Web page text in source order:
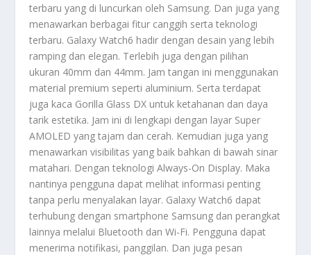
terbaru yang di luncurkan oleh Samsung. Dan juga yang
menawarkan berbagai fitur canggih serta teknologi
terbaru. Galaxy Watch6 hadir dengan desain yang lebih
ramping dan elegan. Terlebih juga dengan pilihan
ukuran 40mm dan 44mm. Jam tangan ini menggunakan
material premium seperti aluminium. Serta terdapat
juga kaca Gorilla Glass DX untuk ketahanan dan daya
tarik estetika. Jam ini di lengkapi dengan layar Super
AMOLED yang tajam dan cerah. Kemudian juga yang
menawarkan visibilitas yang baik bahkan di bawah sinar
matahari. Dengan teknologi Always-On Display. Maka
nantinya pengguna dapat melihat informasi penting
tanpa perlu menyalakan layar. Galaxy Watch6 dapat
terhubung dengan smartphone Samsung dan perangkat
lainnya melalui Bluetooth dan Wi-Fi. Pengguna dapat
menerima notifikasi, panggilan. Dan juga pesan